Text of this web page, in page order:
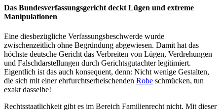
Das Bundesverfassungsgericht deckt Lügen und extreme
Manipulationen
Eine diesbezügliche Verfassungsbeschwerde wurde
zwischenzeitlich ohne Begründung abgewiesen. Damit hat das
höchste deutsche Gericht das Verbreiten von Lügen, Verdrehungen
und Falsch­darstellungen durch Gerichts­gutachter legitimiert.
Eigentlich ist das auch konsequent, denn: Nicht wenige Gestalten,
die sich mit einer ehrfurchts­erheischenden Robe schmücken, tun
exakt dasselbe!
Rechtsstaatlichkeit gibt es im Bereich Familienrecht nicht. Mit dieser